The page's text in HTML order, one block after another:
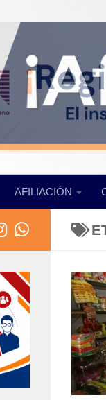
AFILIACIÓN